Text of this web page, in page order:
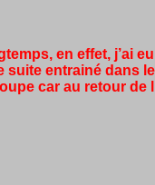
en effet, j’ai
suite entrainé
car au retour de